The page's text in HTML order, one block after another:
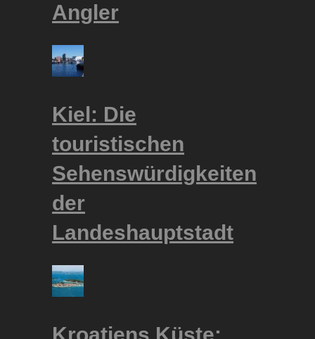
Angler
Kiel: Die
touristischen
Sehenswürdigkeiten
der
Landeshauptstadt